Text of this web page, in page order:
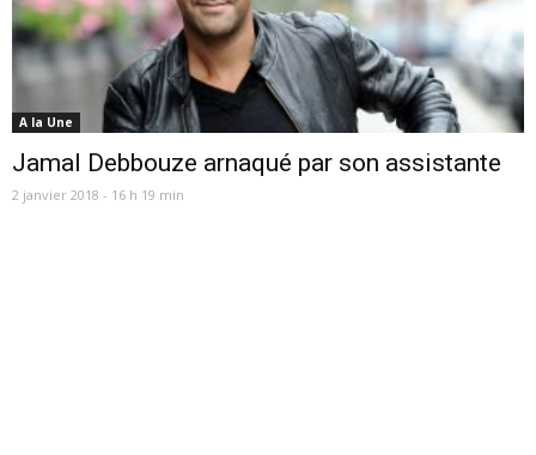
A la Une
Jamal Debbouze arnaqué par son assistante
2 janvier 2018 - 16 h 19 min